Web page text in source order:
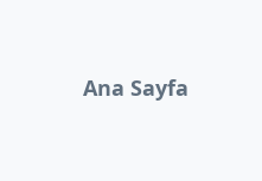
Ana Sayfa